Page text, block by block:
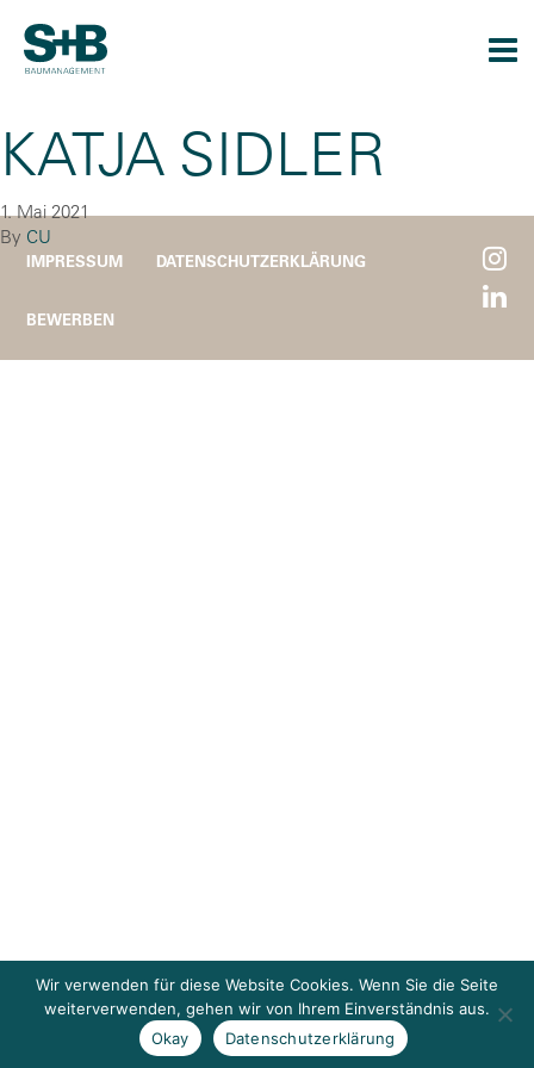
KATJA SIDLER
1. Mai 2021
By CU
IMPRESSUM DATENSCHUTZERKLÄRUNG
BEWERBEN
Wir verwenden für diese Website Cookies. Wenn Sie die Seite
weiterverwenden, gehen wir von Ihrem Einverständnis aus.
Okay
Datenschutzerklärung